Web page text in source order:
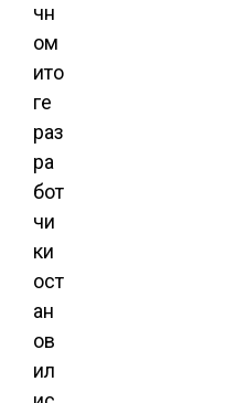
чн
ом
ито
ге
раз
ра
бот
чи
ки
ост
ан
ов
ил